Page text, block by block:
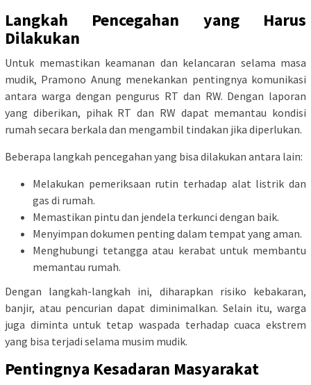
Langkah Pencegahan yang Harus
Dilakukan
Untuk memastikan keamanan dan kelancaran selama masa
mudik, Pramono Anung menekankan pentingnya komunikasi
antara warga dengan pengurus RT dan RW. Dengan laporan
yang diberikan, pihak RT dan RW dapat memantau kondisi
rumah secara berkala dan mengambil tindakan jika diperlukan.
Beberapa langkah pencegahan yang bisa dilakukan antara lain:
Melakukan pemeriksaan rutin terhadap alat listrik dan
gas di rumah.
Memastikan pintu dan jendela terkunci dengan baik.
Menyimpan dokumen penting dalam tempat yang aman.
Menghubungi tetangga atau kerabat untuk membantu
memantau rumah.
Dengan langkah-langkah ini, diharapkan risiko kebakaran,
banjir, atau pencurian dapat diminimalkan. Selain itu, warga
juga diminta untuk tetap waspada terhadap cuaca ekstrem
yang bisa terjadi selama musim mudik.
Pentingnya Kesadaran Masyarakat